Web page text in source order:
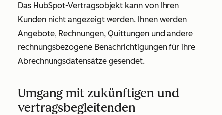
Das HubSpot-Vertragsobjekt kann von Ihren
Kunden nicht angezeigt werden. Ihnen werden
Angebote, Rechnungen, Quittungen und andere
rechnungsbezogene Benachrichtigungen für ihre
Abrechnungsdatensätze gesendet.
Umgang mit zukünftigen und
vertragsbegleitenden